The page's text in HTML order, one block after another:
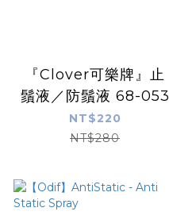
『Clover可樂牌』止
鬚液／防鬚液 68-053
NT$220
NT$280